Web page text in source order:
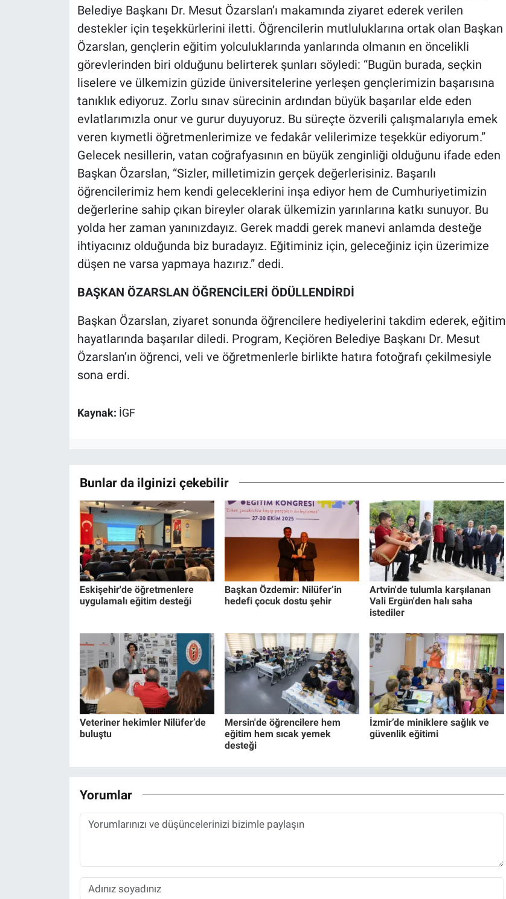
Belediye Başkanı Dr. Mesut Özarslan’ı makamında ziyaret ederek verilen
destekler için teşekkürlerini iletti. Öğrencilerin mutluluklarına ortak olan Başkan
Özarslan, gençlerin eğitim yolculuklarında yanlarında olmanın en öncelikli
görevlerinden biri olduğunu belirterek şunları söyledi: “Bugün burada, seçkin
liselere ve ülkemizin güzide üniversitelerine yerleşen gençlerimizin başarısına
tanıklık ediyoruz. Zorlu sınav sürecinin ardından büyük başarılar elde eden
evlatlarımızla onur ve gurur duyuyoruz. Bu süreçte özverili çalışmalarıyla emek
veren kıymetli öğretmenlerimize ve fedakâr velilerimize teşekkür ediyorum.”
Gelecek nesillerin, vatan coğrafyasının en büyük zenginliği olduğunu ifade eden
Başkan Özarslan, “Sizler, milletimizin gerçek değerlerisiniz. Başarılı
öğrencilerimiz hem kendi geleceklerini inşa ediyor hem de Cumhuriyetimizin
değerlerine sahip çıkan bireyler olarak ülkemizin yarınlarına katkı sunuyor. Bu
yolda her zaman yanınızdayız. Gerek maddi gerek manevi anlamda desteğe
ihtiyacınız olduğunda biz buradayız. Eğitiminiz için, geleceğiniz için üzerimize
düşen ne varsa yapmaya hazırız.” dedi.
BAŞKAN ÖZARSLAN ÖĞRENCİLERİ ÖDÜLLENDİRDİ
Başkan Özarslan, ziyaret sonunda öğrencilere hediyelerini takdim ederek, eğitim
hayatlarında başarılar diledi. Program, Keçiören Belediye Başkanı Dr. Mesut
Özarslan’ın öğrenci, veli ve öğretmenlerle birlikte hatıra fotoğrafı çekilmesiyle
sona erdi.
Kaynak: İGF
Bunlar da ilginizi çekebilir
Eskişehir'de öğretmenlere
uygulamalı eğitim desteği
Başkan Özdemir: Nilüfer’in
hedefi çocuk dostu şehir
Artvin'de tulumla karşılanan
Vali Ergün'den halı saha
istediler
Veteriner hekimler Nilüfer’de
buluştu
Mersin'de öğrencilere hem
eğitim hem sıcak yemek
desteği
İzmir’de miniklere sağlık ve
güvenlik eğitimi
Yorumlar